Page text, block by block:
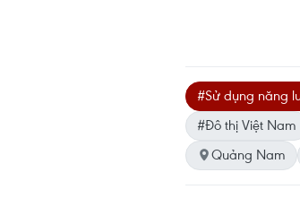
#Sử dụng năng
#Đô thị Việt Nam
Quảng Nam